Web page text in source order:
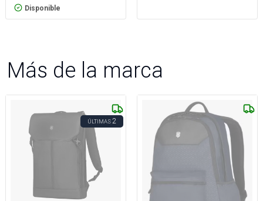
Disponible
Más de la marca
ÚLTIMAS2